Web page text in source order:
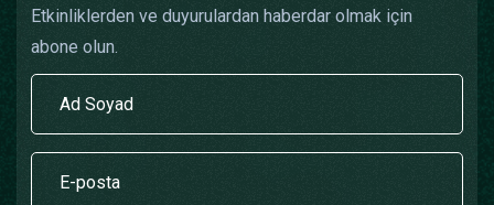
Etkinliklerden ve duyurulardan haberdar olmak için
abone olun.